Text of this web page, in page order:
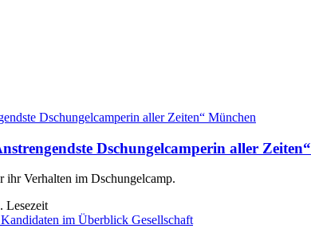
München
Dschungelcamperin aller Zeiten“
Verhalten im Dschungelcamp.
Lesezeit
Gesellschaft